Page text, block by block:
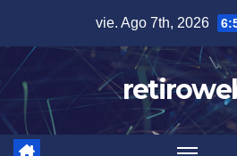
content
vie. Ago 7th, 2026